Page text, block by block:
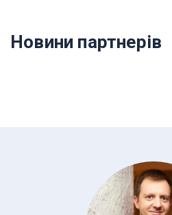
Новини партнерів